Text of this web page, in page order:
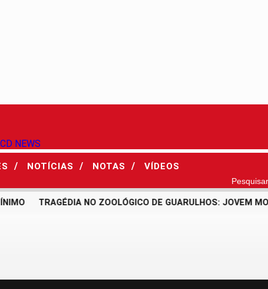
/ NOTÍCIAS / NOTAS / VÍDEOS
TRAGÉDIA NO ZOOLÓGICO DE GUARULHOS: JOVEM